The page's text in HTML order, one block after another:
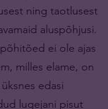
ning taotlusest
aluspõhjusi.
ei ole ajas
milles elame, on
edasi
lugejani pisut